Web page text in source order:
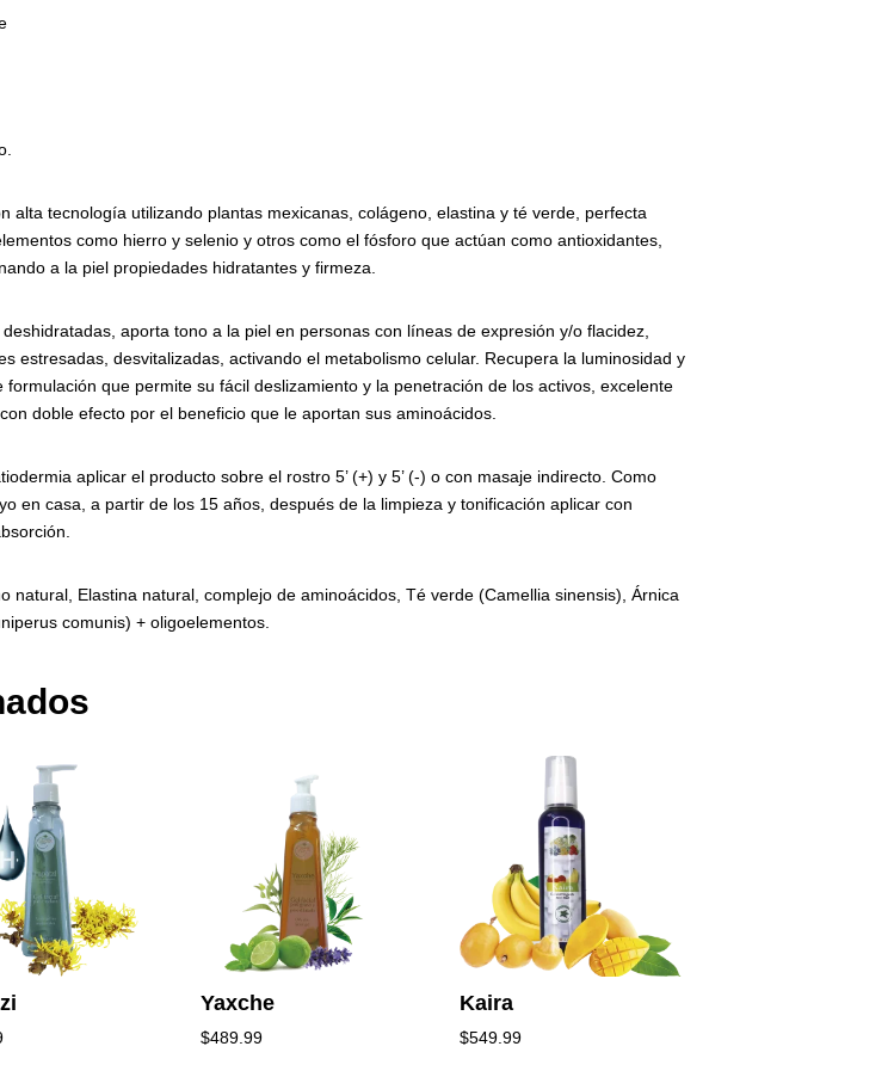
alta tecnología utilizando plantas mexicanas, colágeno, elastina y té verde, perfecta
como hierro y selenio y otros como el fósforo que actúan como antioxidantes,
a la piel propiedades hidratantes y firmeza.
aporta tono a la piel en personas con líneas de expresión y/o flacidez,
estresadas, desvitalizadas, activando el metabolismo celular. Recupera la luminosidad y
que permite su fácil deslizamiento y la penetración de los activos, excelente
doble efecto por el beneficio que le aportan sus aminoácidos.
aplicar el producto sobre el rostro 5’ (+) y 5’ (-) o con masaje indirecto. Como
en casa, a partir de los 15 años, después de la limpieza y tonificación aplicar con
natural, Elastina natural, complejo de aminoácidos, Té verde (Camellia sinensis), Árnica
comunis) + oligoelementos.
Yaxche
$489.99
Kaira
$549.99